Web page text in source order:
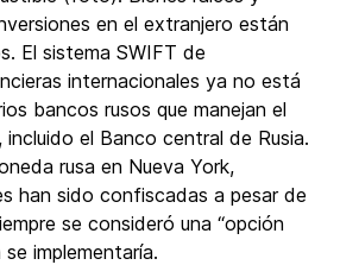
en el extranjero están
El sistema SWIFT de
internacionales ya no está
bancos rusos que manejan el
el Banco central de Rusia.
rusa en Nueva York,
han sido confiscadas a pesar de
se consideró una “opción
se implementaría.